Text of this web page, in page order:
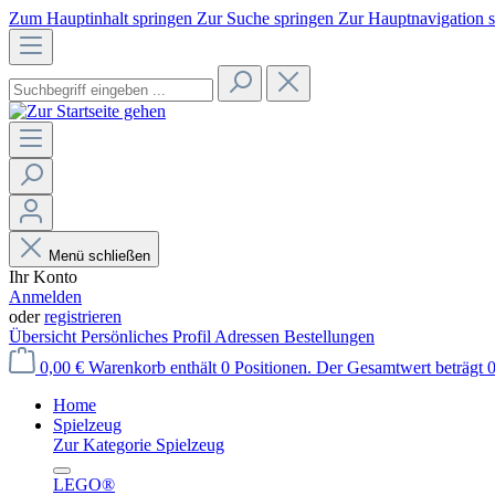
Zum Hauptinhalt springen Zur Suche springen Zur Hauptnavigation
Menü schließen
Ihr Konto
Anmelden
oderregistrieren
Übersicht Persönliches Profil Adressen Bestellungen
0,00 € Warenkorb enthält 0 Positionen. Der Gesamtwert beträgt
Home
Spielzeug
Zur Kategorie Spielzeug
LEGO®